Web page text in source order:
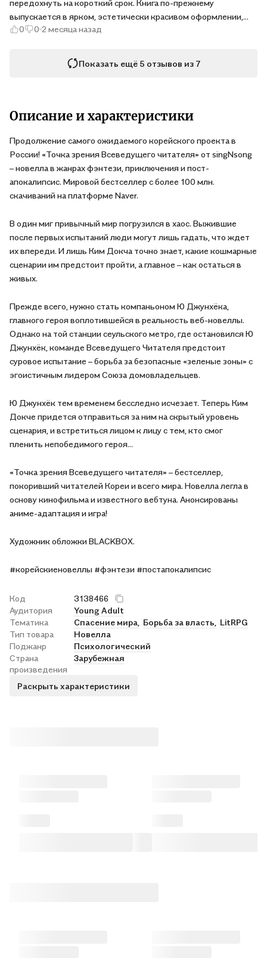
передохнуть на короткий срок. Книга по-прежнему
выпускается в ярком, эстетически красивом оформлении,
которое полностью подходит атмосфере произведения.
приятная на ощупь бумага
0 0 2 месяца назад
Показать ещё 5 отзывов из 7
Описание и характеристики
Продолжение самого ожидаемого корейского проекта в
России! «Точка зрения Всеведущего читателя» от singNsong
– новелла в жанрах фэнтези, приключения и пост-
апокалипсис. Мировой бестселлер с более 100 млн.
скачиваний на платформе Naver.
В один миг привычный мир погрузился в хаос. Выжившие
после первых испытаний люди могут лишь гадать, что ждет
их впереди. И лишь Ким Докча точно знает, какие кошмарные
сценарии им предстоит пройти, а главное – как остаться в
живых.
Прежде всего, нужно стать компаньоном Ю Джунхёка,
главного героя воплотившейся в реальность веб-новеллы.
Однако на той станции сеульского метро, где остановился Ю
Джунхёк, команде Всеведущего Читателя предстоит
суровое испытание – борьба за безопасные «зеленые зоны» с
эгоистичным лидером Союза домовладельцев.
Ю Джунхёк тем временем бесследно исчезает. Теперь Ким
Докче придется отправиться за ним на скрытый уровень
сценария, и встретиться лицом к лицу с тем, кто смог
пленить непобедимого героя…
«Точка зрения Всеведущего читателя» – бестселлер,
покоривший читателей Кореи и всего мира. Новелла легла в
основу кинофильма и известного вебтуна. Анонсированы
аниме-адаптация и игра!
Художник обложки BLACKBOX.
#корейскиеновеллы #фэнтези #постапокалипсис
Код
3138466
Аудитория
Young Adult
Тематика
Спасение мира, Борьба за власть,
LitRPG
Тип товара
Новелла
Поджанр
Психологический
Страна
произведения
Зарубежная
Раскрыть характеристики